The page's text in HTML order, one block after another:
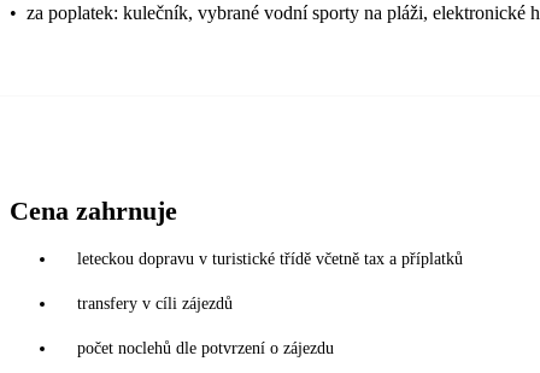
• za poplatek: kulečník, vybrané vodní sporty na pláži, elektronické
Cena zahrnuje
leteckou dopravu v turistické třídě včetně tax a příplatků
transfery v cíli zájezdů
počet noclehů dle potvrzení o zájezdu